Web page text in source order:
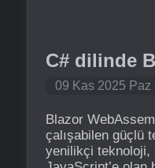
C# dilinde
09 Kas 2025 Paz
Blazor
çalışabilen güçlü
yenilikçi teknoloji,